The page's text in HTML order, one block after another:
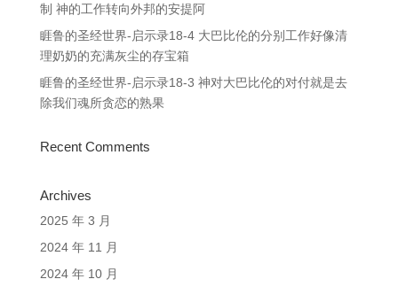
制 神的工作转向外邦的安提阿
睚鲁的圣经世界-启示录18-4 大巴比伦的分别工作好像清
理奶奶的充满灰尘的存宝箱
睚鲁的圣经世界-启示录18-3 神对大巴比伦的对付就是去
除我们魂所贪恋的熟果
Recent Comments
Archives
2025 年 3 月
2024 年 11 月
2024 年 10 月